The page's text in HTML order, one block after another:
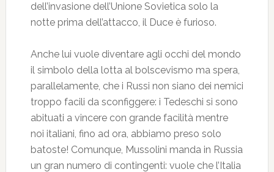
dell’invasione dell’Unione Sovietica solo la
notte prima dell’attacco, il Duce è furioso.
Anche lui vuole diventare agli occhi del mondo
il simbolo della lotta al bolscevismo ma spera,
parallelamente, che i Russi non siano dei nemici
troppo facili da sconfiggere: i Tedeschi si sono
abituati a vincere con grande facilità mentre
noi italiani, fino ad ora, abbiamo preso solo
batoste! Comunque, Mussolini manda in Russia
un gran numero di contingenti: vuole che l’Italia